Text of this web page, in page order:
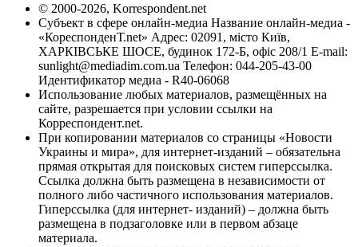
© 2000-2026, Korrespondent.net
Субъект в сфере онлайн-медиа Название онлайн-медиа -
«КореспонденТ.net» Адрес: 02091, місто Київ,
ХАРКІВСЬКЕ ШОСЕ, будинок 172-Б, офіс 208/1 E-mail:
sunlight@mediadim.com.ua Телефон: 044-205-43-00
Идентификатор медиа - R40-06068
Использование любых материалов, размещённых на
сайте, разрешается при условии ссылки на
Корреспондент.net.
При копировании материалов со страницы «Новости
Украины и мира», для интернет-изданий – обязательна
прямая открытая для поисковых систем гиперссылка.
Ссылка должна быть размещена в независимости от
полного либо частичного использования материалов.
Гиперссылка (для интернет- изданий) – должна быть
размещена в подзаголовке или в первом абзаце
материала.